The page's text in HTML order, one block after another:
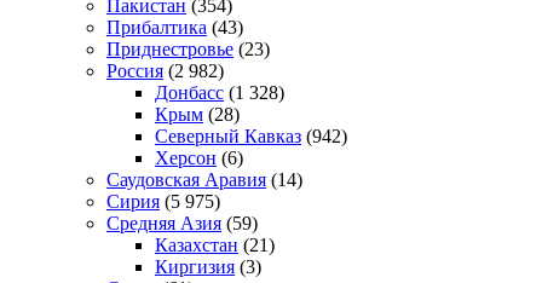
Пакистан (354)
Прибалтика (43)
Приднестровье (23)
Россия (2 982)
Донбасс (1 328)
Крым (28)
Северный Кавказ (942)
Херсон (6)
Саудовская Аравия (14)
Сирия (5 975)
Средняя Азия (59)
Казахстан (21)
Киргизия (3)